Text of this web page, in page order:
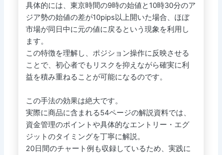
具体的には、東京時間の9時の始値と10時30分のア
ジア勢の始値の差が10pips以上開いた場合、ほぼ
市場が同日中に元の値に戻るという現象を利用し
ます。
この特徴を理解し、ポジション操作に反映させる
ことで、初心者でもリスクを抑えながら確実に利
益を積み重ねることが可能になるのです。
この手法の効果は絶大です。
実際に商品に含まれる54ページの解説資料では、
資金管理のポイントや具体的なエントリー・エグ
ジットのタイミングを丁寧に解説。
20日間のチャート例も収録しているため、実践に